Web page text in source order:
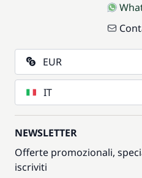
EUR
IT
NEWSLETTER
Offerte promozionali,
iscriviti